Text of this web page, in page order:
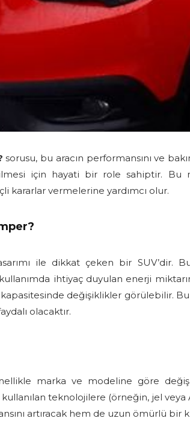
sorusu, bu aracın performansını ve
için hayati bir role sahiptir.
kararlar vermelerine yardımcı olur.
ile dikkat çeken bir
ihtiyaç duyulan enerji
değişiklikler görülebilir.
olacaktır.
marka ve modeline göre
teknolojilere (örneğin, jel
artıracak hem de uzun ömürlü bir